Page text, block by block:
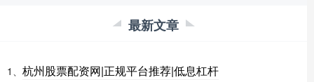
最新文章
1、 杭州股票配资网|正规平台推荐|低息杠杆